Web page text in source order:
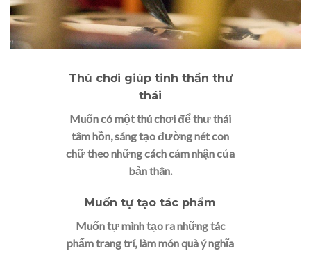
Thú chơi giúp tinh thần thư
thái
Muốn có một thú chơi để thư thái
tâm hồn, sáng tạo đường nét con
chữ theo những cách cảm nhận của
bản thân.
Muốn tự tạo tác phẩm
Muốn tự mình tạo ra những tác
phẩm trang trí, làm món quà ý nghĩa